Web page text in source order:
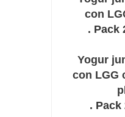
con
. Pack
Yogur
con LGG
. Pack